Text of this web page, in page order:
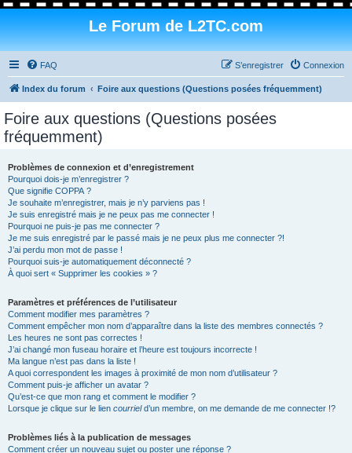
Le Forum de L2TC.com
FAQ Connexion
S’enregistrer
Index du forum Foire aux questions (Questions posées fréquemment)
Foire aux questions (Questions posées
fréquemment)
Problèmes de connexion et d’enregistrement
Pourquoi dois-je m’enregistrer ?
Que signifie COPPA ?
Je souhaite m’enregistrer, mais je n’y parviens pas !
Je suis enregistré mais je ne peux pas me connecter !
Pourquoi ne puis-je pas me connecter ?
Je me suis enregistré par le passé mais je ne peux plus me connecter ?!
J’ai perdu mon mot de passe !
Pourquoi suis-je automatiquement déconnecté ?
À quoi sert « Supprimer les cookies » ?
Paramètres et préférences de l’utilisateur
Comment modifier mes paramètres ?
Comment empêcher mon nom d’apparaître dans la liste des membres connectés ?
Les heures ne sont pas correctes !
J’ai changé mon fuseau horaire et l’heure est toujours incorrecte !
Ma langue n’est pas dans la liste !
A quoi correspondent les images à proximité de mon nom d’utilisateur ?
Comment puis-je afficher un avatar ?
Qu’est-ce que mon rang et comment le modifier ?
Lorsque je clique sur le lien courrield’un membre, on me demande de me connecter !?
Problèmes liés à la publication de messages
Comment créer un nouveau sujet ou poster une réponse ?